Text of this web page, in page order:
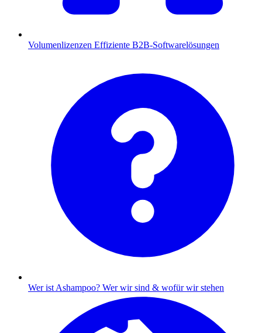
Volumenlizenzen Effiziente B2B-Softwarelösungen
Wer ist Ashampoo? Wer wir sind & wofür wir stehen